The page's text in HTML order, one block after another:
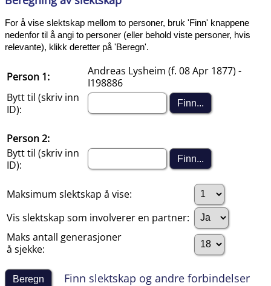
For å vise slektskap mellom to personer, bruk 'Finn' knappene
nedenfor til å angi to personer (eller behold viste personer, hvis
relevante), klikk deretter på 'Beregn'.
Person 1:
Andreas Lysheim (f. 08 Apr 1877) -
I198886
Bytt til (skriv inn
ID):
Person 2:
Bytt til (skriv inn
ID):
Maksimum slektskap å vise:
Vis slektskap som involverer en partner:
Maks antall generasjoner
å sjekke:
Finn slektskap og andre forbindelser